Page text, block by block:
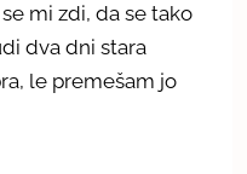
mi zdi, da se tako
dva dni stara
le premešam jo